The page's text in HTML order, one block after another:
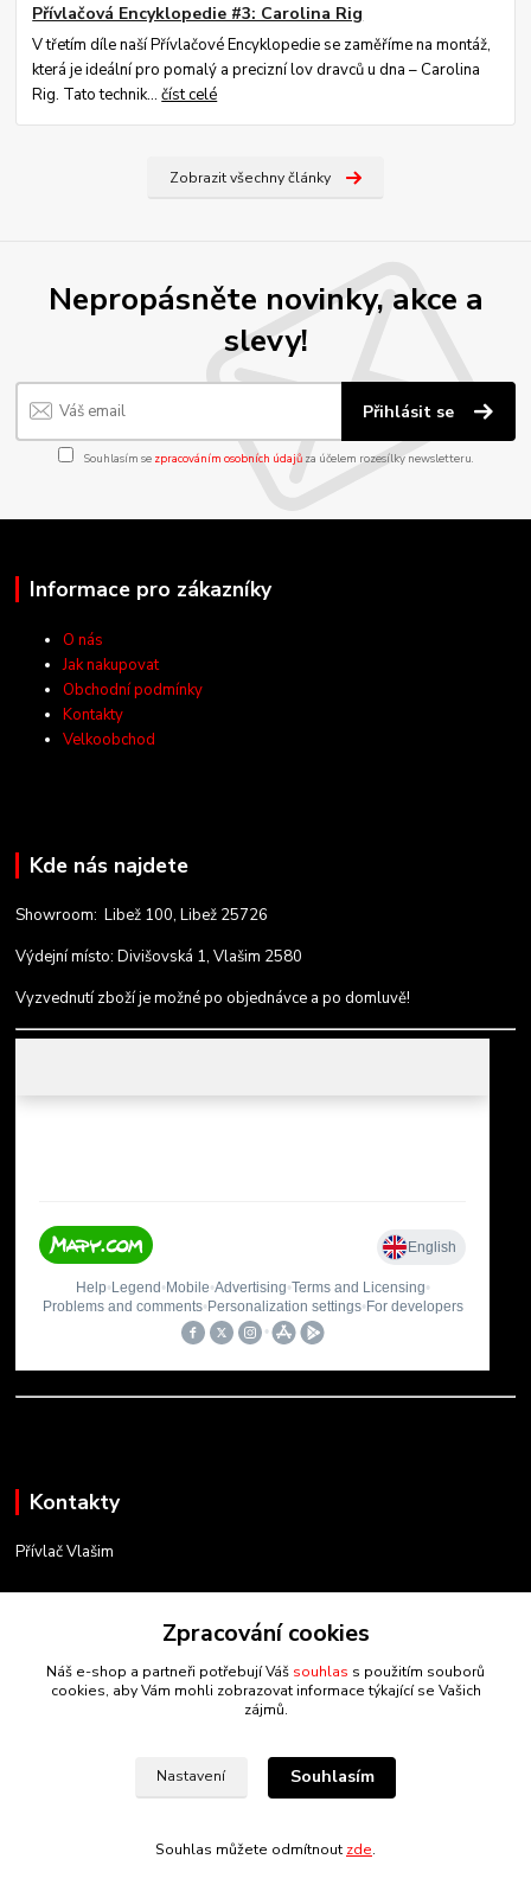
Přívlačová Encyklopedie #3: Carolina Rig
V třetím díle naší Přívlačové Encyklopedie se zaměříme na montáž,
která je ideální pro pomalý a precizní lov dravců u dna – Carolina
Rig. Tato technik...číst celé
Zobrazit všechny články
Nepropásněte novinky, akce a
slevy!
Přihlásit se
Souhlasím se zpracováním osobních údajůza účelem rozesílky newsletteru.
Informace pro zákazníky
O nás
Jak nakupovat
Obchodní podmínky
Kontakty
Velkoobchod
Kde nás najdete
Showroom: Libež 100, Libež 25726
Výdejní místo: Divišovská 1, Vlašim 2580
Vyzvednutí zboží je možné po objednávce a po domluvě!
Kontakty
Přívlač Vlašim
734 754 584
info@privlacvlasim.cz
Zpracování cookies
Náš e-shop a partneři potřebují Váš souhlas s použitím souborů
cookies, aby Vám mohli zobrazovat informace týkající se Vašich
zájmů.
Nastavení Souhlasím
Souhlas můžete odmítnout zde.